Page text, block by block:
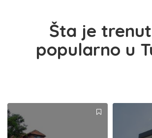
Šta je
popularno u